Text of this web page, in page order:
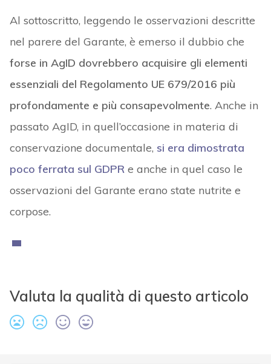
Al sottoscritto, leggendo le osservazioni descritte
nel parere del Garante, è emerso il dubbio che
forse in AgID dovrebbero acquisire gli elementi
essenziali del Regolamento UE 679/2016 più
profondamente e più consapevolmente. Anche in
passato AgID, in quell’occasione in materia di
conservazione documentale, si era dimostrata
poco ferrata sul GDPRe anche in quel caso le
osservazioni del Garante erano state nutrite e
corpose.
Valuta la qualità di questo articolo